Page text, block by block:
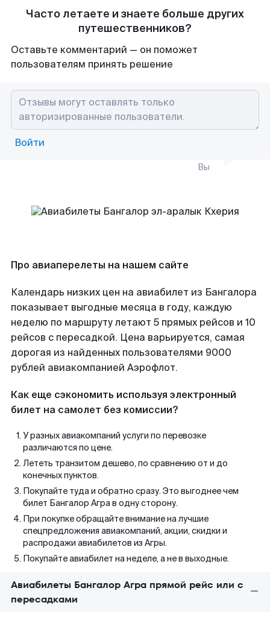
Часто летаете и знаете больше других
путешественников?
Оставьте комментарий — он поможет
пользователям принять решение
Войти
Вы
Про авиаперелеты на нашем сайте
Календарь низких цен на авиабилет из Бангалора
показывает выгодные месяца в году, каждую
неделю по маршруту летают 5 прямых рейсов и 10
рейсов с пересадкой. Цена варьируется, самая
дорогая из найденных пользователями 9000
рублей авиакомпанией Аэрофлот.
Как еще сэкономить используя электронный
билет на самолет без комиссии?
У разных авиакомпаний услуги по перевозке
различаются по цене.
Лететь транзитом дешево, по сравнению от и до
конечных пунктов.
Покупайте туда и обратно сразу. Это выгоднее чем
билет Бангалор Агра в одну сторону.
При покупке обращайте внимание на лучшие
спецпредложения авиакомпаний, акции, скидки и
распродажи авиабилетов из Агры.
Покупайте авиабилет на неделе, а не в выходные.
Авиабилеты Бангалор Агра прямой рейс или с
пересадками